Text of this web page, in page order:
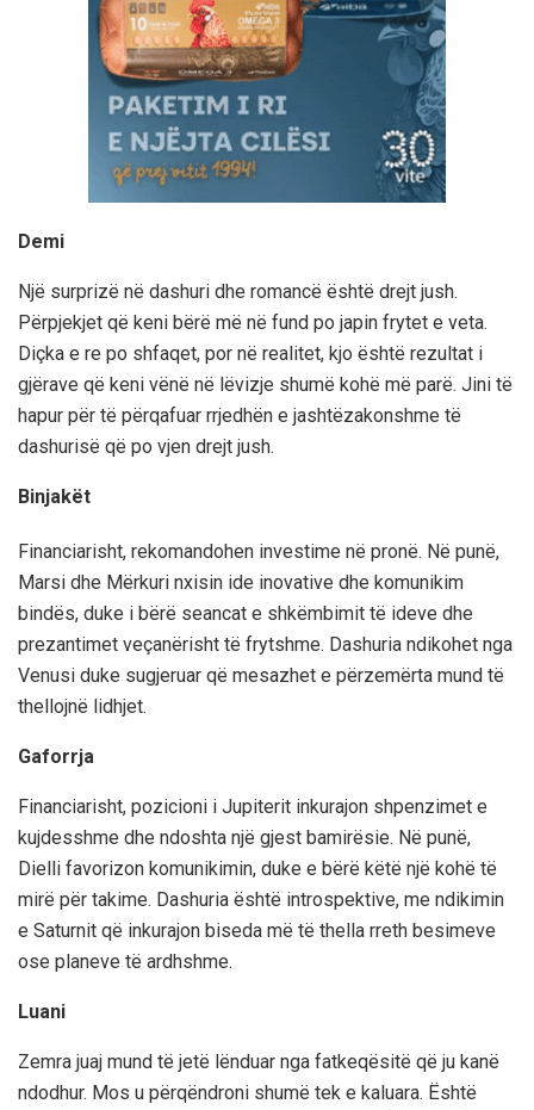
Demi
Një surprizë në dashuri dhe romancë është drejt jush.
Përpjekjet që keni bërë më në fund po japin frytet e veta.
Diçka e re po shfaqet, por në realitet, kjo është rezultat i
gjërave që keni vënë në lëvizje shumë kohë më parë. Jini të
hapur për të përqafuar rrjedhën e jashtëzakonshme të
dashurisë që po vjen drejt jush.
Binjakët
Financiarisht, rekomandohen investime në pronë. Në punë,
Marsi dhe Mërkuri nxisin ide inovative dhe komunikim
bindës, duke i bërë seancat e shkëmbimit të ideve dhe
prezantimet veçanërisht të frytshme. Dashuria ndikohet nga
Venusi duke sugjeruar që mesazhet e përzemërta mund të
thellojnë lidhjet.
Gaforrja
Financiarisht, pozicioni i Jupiterit inkurajon shpenzimet e
kujdesshme dhe ndoshta një gjest bamirësie. Në punë,
Dielli favorizon komunikimin, duke e bërë këtë një kohë të
mirë për takime. Dashuria është introspektive, me ndikimin
e Saturnit që inkurajon biseda më të thella rreth besimeve
ose planeve të ardhshme.
Luani
Zemra juaj mund të jetë lënduar nga fatkeqësitë që ju kanë
ndodhur. Mos u përqëndroni shumë tek e kaluara. Është